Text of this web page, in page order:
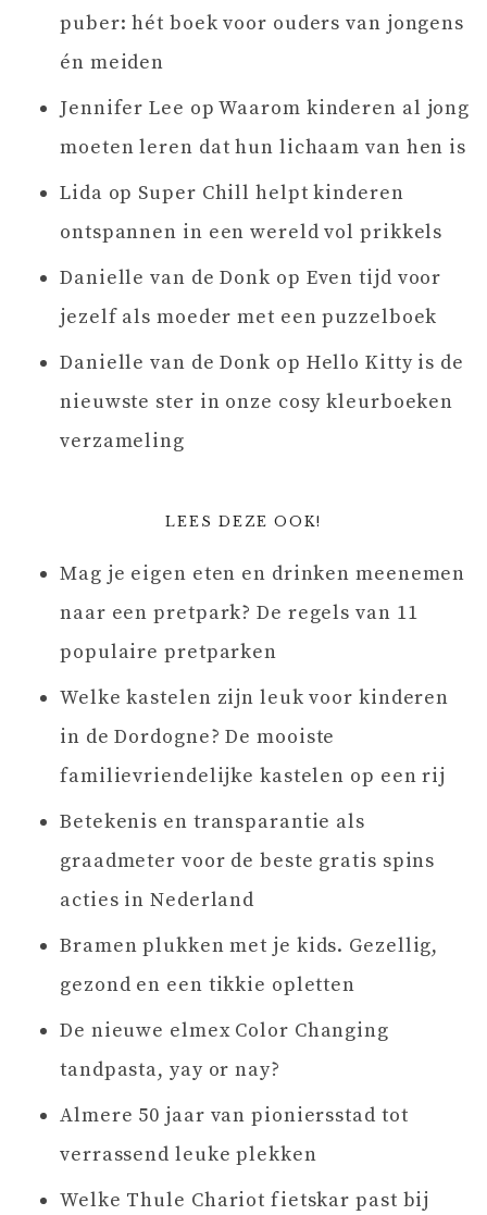
puber: hét boek voor ouders van jongens
én meiden
Jennifer Lee opWaarom kinderen al jong
moeten leren dat hun lichaam van hen is
Lida op Super Chill helpt kinderen
ontspannen in een wereld vol prikkels
Danielle van de Donk op Even tijd voor
jezelf als moeder met een puzzelboek
Danielle van de Donk op Hello Kitty is de
nieuwste ster in onze cosy kleurboeken
verzameling
LEES DEZE OOK!
Mag je eigen eten en drinken meenemen
naar een pretpark? De regels van 11
populaire pretparken
Welke kastelen zijn leuk voor kinderen
in de Dordogne? De mooiste
familievriendelijke kastelen op een rij
Betekenis en transparantie als
graadmeter voor de beste gratis spins
acties in Nederland
Bramen plukken met je kids. Gezellig,
gezond en een tikkie opletten
De nieuwe elmex Color Changing
tandpasta, yay or nay?
Almere 50 jaar van pioniersstad tot
verrassend leuke plekken
Welke Thule Chariot fietskar past bij